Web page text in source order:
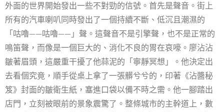
外面的世界開始發出一些不對勁的信號。首先是聲音。街上
所有的汽車喇叭同時發出了一個持續不斷、低沉且潮濕的
「咕嚕——咕嚕——」聲。這聲音不是引擎聲，也不是正常的
鳴笛聲，而像是一個巨大的、消化不良的胃在哀嚎。廖沾沾
皺著眉頭，這嚴重干擾了他蒜泥的「寧靜冥想」。他決定出
去看個究竟，順手從桌上拿了一張髒兮兮的，印著《沾醬秘
笈》封面的皺衛生紙，塞進口袋以備不時之需。他一腳踏出
店門，立刻被眼前的景象震驚了。整條城市的主幹道上，數